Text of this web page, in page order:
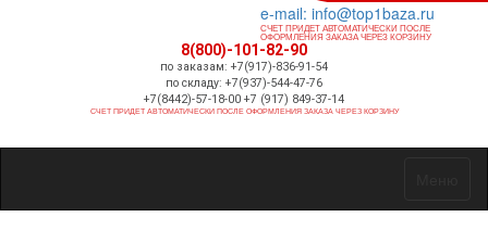
e-mail: info@top1baza.ru
СЧЕТ ПРИДЕТ АВТОМАТИЧЕСКИ ПОСЛЕ
ОФОРМЛЕНИЯ ЗАКАЗА ЧЕРЕЗ КОРЗИНУ
8(800)-101-82-90
по заказам: +7(917)-836-91-54
по складу: +7(937)-544-47-76
+7(8442)-57-18-00 +7 (917) 849-37-14
СЧЕТ ПРИДЕТ АВТОМАТИЧЕСКИ ПОСЛЕ ОФОРМЛЕНИЯ ЗАКАЗА ЧЕРЕЗ КОРЗИНУ